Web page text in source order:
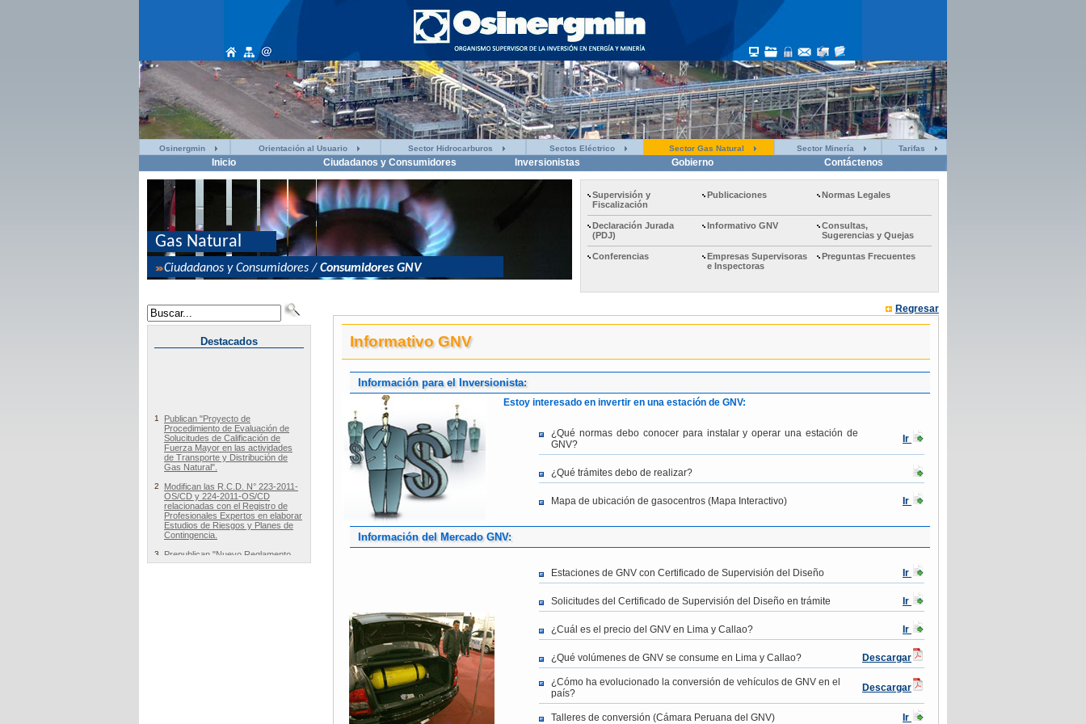
Osinergmin Orientación al Usuario Sector Hidrocarburos Sectos Eléctrico Sector Gas Natural Sector Minería Tarifas
Inicio Ciudadanos y Consumidores Inversionistas Gobierno Contáctenos
Supervisión y
Fiscalización
Publicaciones Normas Legales
Declaración Jurada
(PDJ)
Informativo GNV
Consultas,
Sugerencias y Quejas
Conferencias
Empresas Supervisoras
e Inspectoras
Preguntas Frecuentes